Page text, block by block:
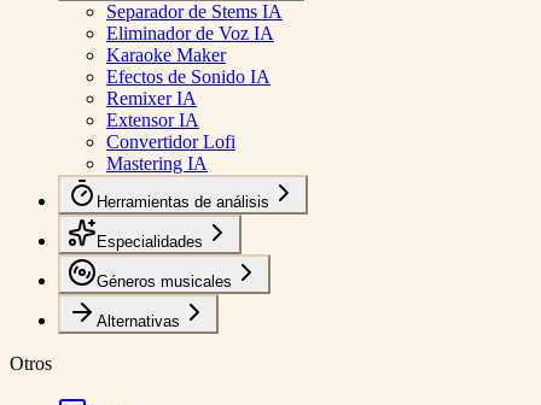
Separador de Stems IA
Eliminador de Voz IA
Karaoke Maker
Efectos de Sonido IA
Remixer IA
Extensor IA
Convertidor Lofi
Mastering IA
Herramientas de análisis
Especialidades
Géneros musicales
Alternativas
Otros